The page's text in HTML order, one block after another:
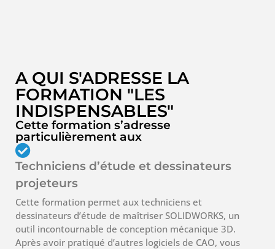
A QUI S'ADRESSE LA
FORMATION "LES
INDISPENSABLES"
Cette formation s’adresse
particulièrement aux
Techniciens d’étude et dessinateurs
projeteurs
Cette formation permet aux techniciens et
dessinateurs d’étude de maîtriser SOLIDWORKS, un
outil incontournable de conception mécanique 3D.
Après avoir pratiqué d’autres logiciels de CAO, vous